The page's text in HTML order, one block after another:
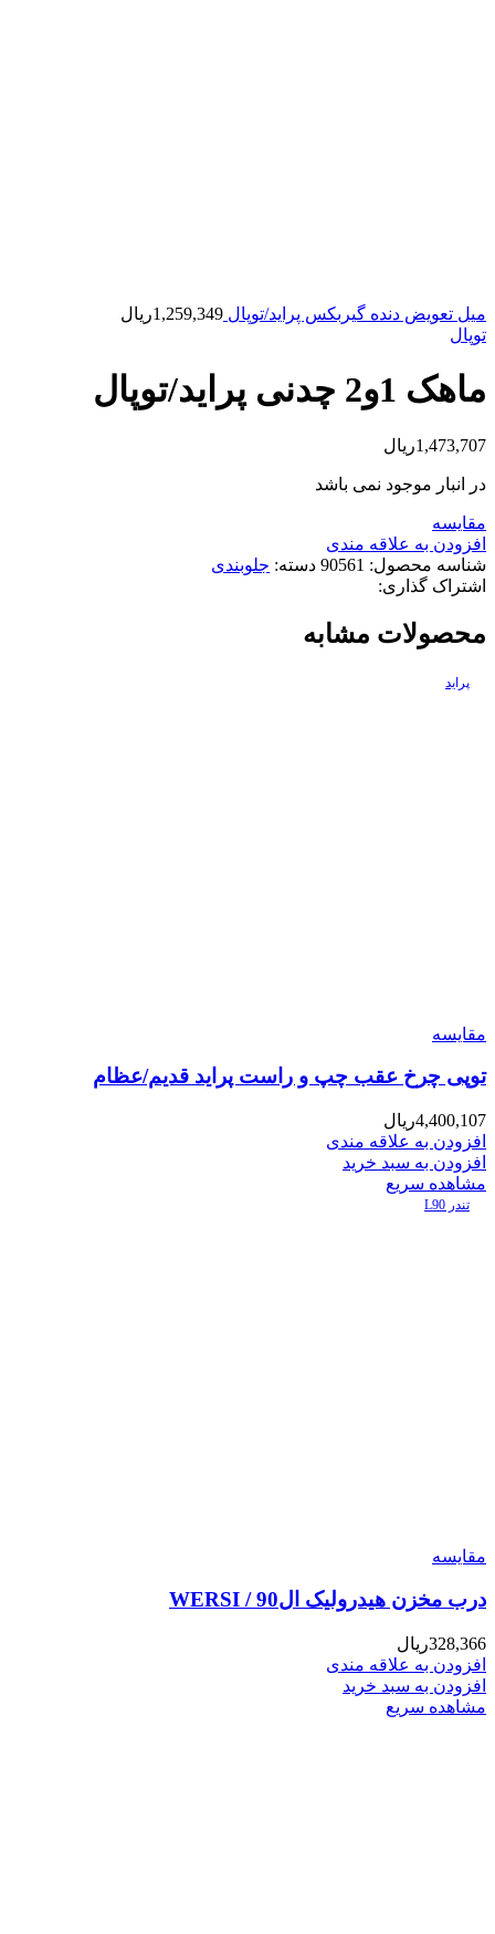
میل تعویض دنده گیربکس پراید/توپال 1,259,349ریال
توپال
ماهک 1و2 چدنی پراید/توپال
1,473,707ریال
در انبار موجود نمی باشد
مقایسه
افزودن به علاقه مندی
شناسه محصول: 90561 دسته: جلوبندی
اشتراک گذاری:
محصولات مشابه
پراید
مقایسه
توپی چرخ عقب چپ و راست پراید قدیم/عظام
4,400,107ریال
افزودن به علاقه مندی
افزودن به سبد خرید
مشاهده سریع
تندر L90
مقایسه
درب مخزن هیدرولیک ال90 / WERSI
328,366ریال
افزودن به علاقه مندی
افزودن به سبد خرید
مشاهده سریع